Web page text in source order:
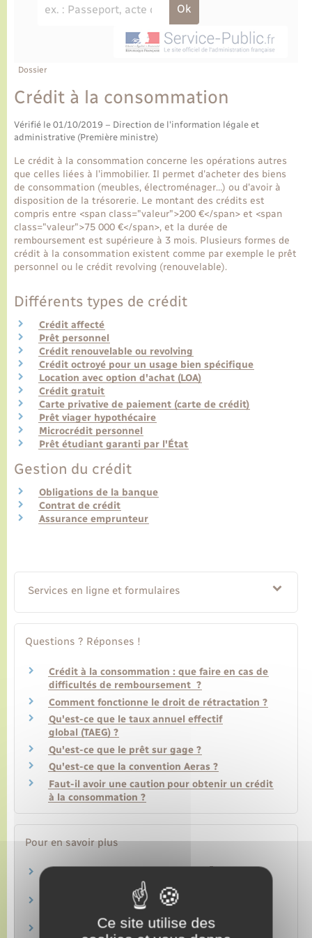
Bulletins d'informations communales
Le personnel municipal
Plan interactif
Présentation de la commune
Histoire et patrimoine
L’intercommunalité
Permis de détention de chien
CIDFF
Etat-civil - Papiers - Citoyenneté
Logement - Urbanisme
Marchés de Lyons-la-Forêt
Nouvel habitant
Numérique et services - accompagnement
Organisation d’événement
Seniors
Transports
Transports scolaires
Voirie et espace public
Travaux - Autorisation d’occupation de l’espace
Dossier
Crédit à la consommation
Vérifié le 01/10/2019 – Direction de l'information légale et
administrative (Première ministre)
Le crédit à la consommation concerne les opérations autres
que celles liées à l'immobilier. Il permet d'acheter des biens
de consommation (meubles, électroménager…) ou d'avoir à
disposition de la trésorerie. Le montant des crédits est
compris entre <span class="valeur">200 €</span> et <span
class="valeur">75 000 €</span>, et la durée de
remboursement est supérieure à 3 mois. Plusieurs formes de
crédit à la consommation existent comme par exemple le prêt
personnel ou le crédit revolving (renouvelable).
Différents types de crédit
Crédit affecté
Prêt personnel
Crédit renouvelable ou revolving
Crédit octroyé pour un usage bien spécifique
Location avec option d'achat (LOA)
Crédit gratuit
Carte privative de paiement (carte de crédit)
Prêt viager hypothécaire
Microcrédit personnel
Prêt étudiant garanti par l'État
Gestion du crédit
Obligations de la banque
Contrat de crédit
Assurance emprunteur
Services en ligne et formulaires
Questions ? Réponses !
Crédit à la consommation : que faire en cas de
difficultés de remboursement ?
Comment fonctionne le droit de rétractation ?
Qu'est-ce que le taux annuel effectif
global (TAEG) ?
Qu'est-ce que le prêt sur gage ?
Qu'est-ce que la convention Aeras ?
Faut-il avoir une caution pour obtenir un crédit
à la consommation ?
Pour en savoir plus
Autorité de contrôle prudentiel et de résolution (ACPR)
Comprendre son contrat avant de signer
Attention aux offres de crédit frauduleuses
Ce site utilise des